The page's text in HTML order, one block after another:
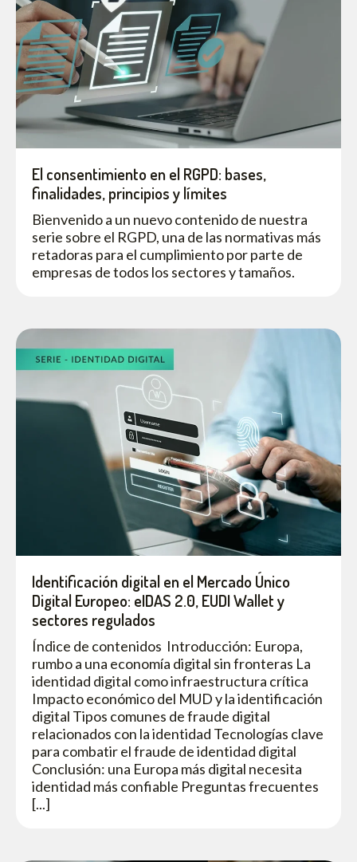
El consentimiento en el RGPD: bases,
finalidades, principios y límites
Bienvenido a un nuevo contenido de nuestra
serie sobre el RGPD, una de las normativas más
retadoras para el cumplimiento por parte de
empresas de todos los sectores y tamaños.
Identificación digital en el Mercado Único
Digital Europeo: eIDAS 2.0, EUDI Wallet y
sectores regulados
Índice de contenidos Introducción: Europa,
rumbo a una economía digital sin fronteras La
identidad digital como infraestructura crítica
Impacto económico del MUD y la identificación
digital Tipos comunes de fraude digital
relacionados con la identidad Tecnologías clave
para combatir el fraude de identidad digital
Conclusión: una Europa más digital necesita
identidad más confiable Preguntas frecuentes
[...]